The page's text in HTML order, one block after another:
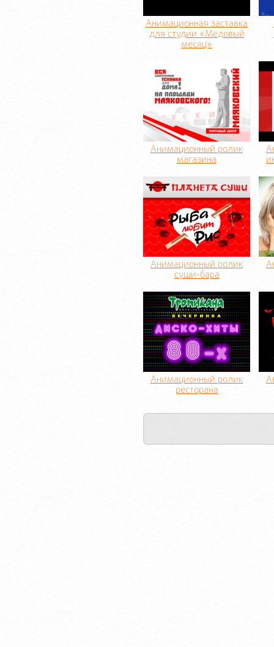
Анимационная заставка
для студии «Медовый
месяц»
Анимационный ролик
магазина
Анимационный ролик
суши-бара
Анимационный ролик
ресторана